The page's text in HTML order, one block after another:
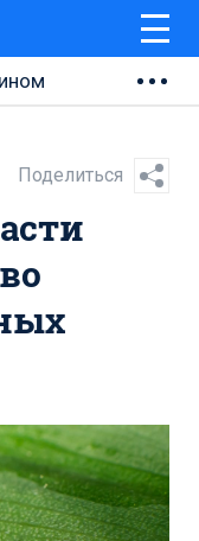
Поделиться